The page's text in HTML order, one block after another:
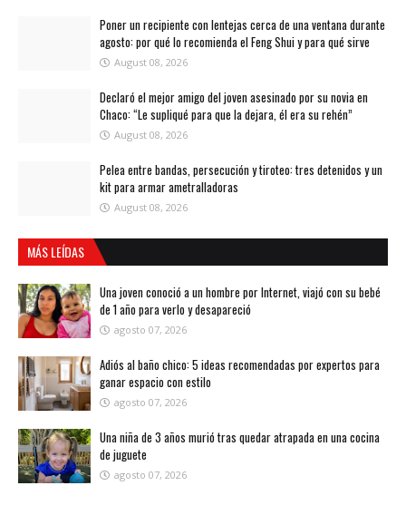
Poner un recipiente con lentejas cerca de una ventana durante
agosto: por qué lo recomienda el Feng Shui y para qué sirve
August 08, 2026
Declaró el mejor amigo del joven asesinado por su novia en
Chaco: “Le supliqué para que la dejara, él era su rehén”
August 08, 2026
Pelea entre bandas, persecución y tiroteo: tres detenidos y un
kit para armar ametralladoras
August 08, 2026
MÁS LEÍDAS
Una joven conoció a un hombre por Internet, viajó con su bebé
de 1 año para verlo y desapareció
agosto 07, 2026
Adiós al baño chico: 5 ideas recomendadas por expertos para
ganar espacio con estilo
agosto 07, 2026
Una niña de 3 años murió tras quedar atrapada en una cocina
de juguete
agosto 07, 2026